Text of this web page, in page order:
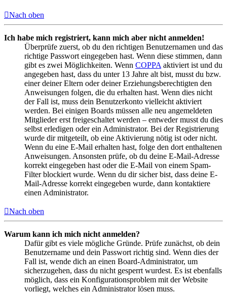
Nach oben
Ich habe mich registriert, kann mich aber nicht anmelden!
Überprüfe zuerst, ob du den richtigen Benutzernamen und das
richtige Passwort eingegeben hast. Wenn diese stimmen, dann
gibt es zwei Möglichkeiten. Wenn COPPA aktiviert ist und du
angegeben hast, dass du unter 13 Jahre alt bist, musst du bzw.
einer deiner Eltern oder deiner Erziehungsberechtigten den
Anweisungen folgen, die du erhalten hast. Wenn dies nicht
der Fall ist, muss dein Benutzerkonto vielleicht aktiviert
werden. Bei einigen Boards müssen alle neu angemeldeten
Mitglieder erst freigeschaltet werden – entweder musst du dies
selbst erledigen oder ein Administrator. Bei der Registrierung
wurde dir mitgeteilt, ob eine Aktivierung nötig ist oder nicht.
Wenn du eine E-Mail erhalten hast, folge den dort enthaltenen
Anweisungen. Ansonsten prüfe, ob du deine E-Mail-Adresse
korrekt eingegeben hast oder die E-Mail von einem Spam-
Filter blockiert wurde. Wenn du dir sicher bist, dass deine E-
Mail-Adresse korrekt eingegeben wurde, dann kontaktiere
einen Administrator.
Nach oben
Warum kann ich mich nicht anmelden?
Dafür gibt es viele mögliche Gründe. Prüfe zunächst, ob dein
Benutzername und dein Passwort richtig sind. Wenn dies der
Fall ist, wende dich an einen Board-Administrator, um
sicherzugehen, dass du nicht gesperrt wurdest. Es ist ebenfalls
möglich, dass ein Konfigurationsproblem mit der Website
vorliegt, welches ein Administrator lösen muss.